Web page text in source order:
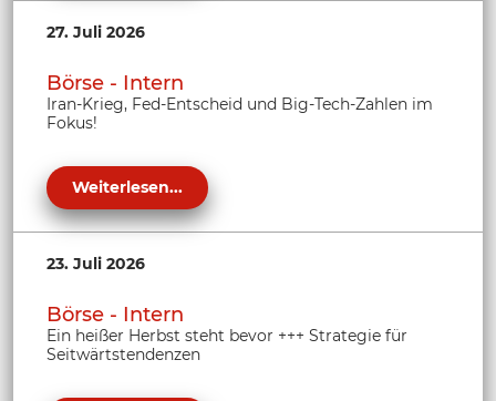
27. Juli 2026
Börse - Intern
Iran-Krieg, Fed-Entscheid und Big-Tech-Zahlen im
Fokus!
Weiterlesen...
23. Juli 2026
Börse - Intern
Ein heißer Herbst steht bevor +++ Strategie für
Seitwärtstendenzen